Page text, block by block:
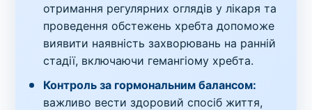
отримання регулярних оглядів у лікаря та
проведення обстежень хребта допоможе
виявити наявність захворювань на ранній
стадії, включаючи гемангіому хребта.
Контроль за гормональним балансом:
важливо вести здоровий спосіб життя,